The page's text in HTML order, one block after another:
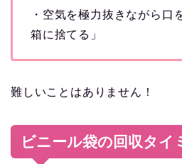
・空気を極力抜きながら口
箱に捨てる」
難しいことはありません！
ビニール袋の回収タイ